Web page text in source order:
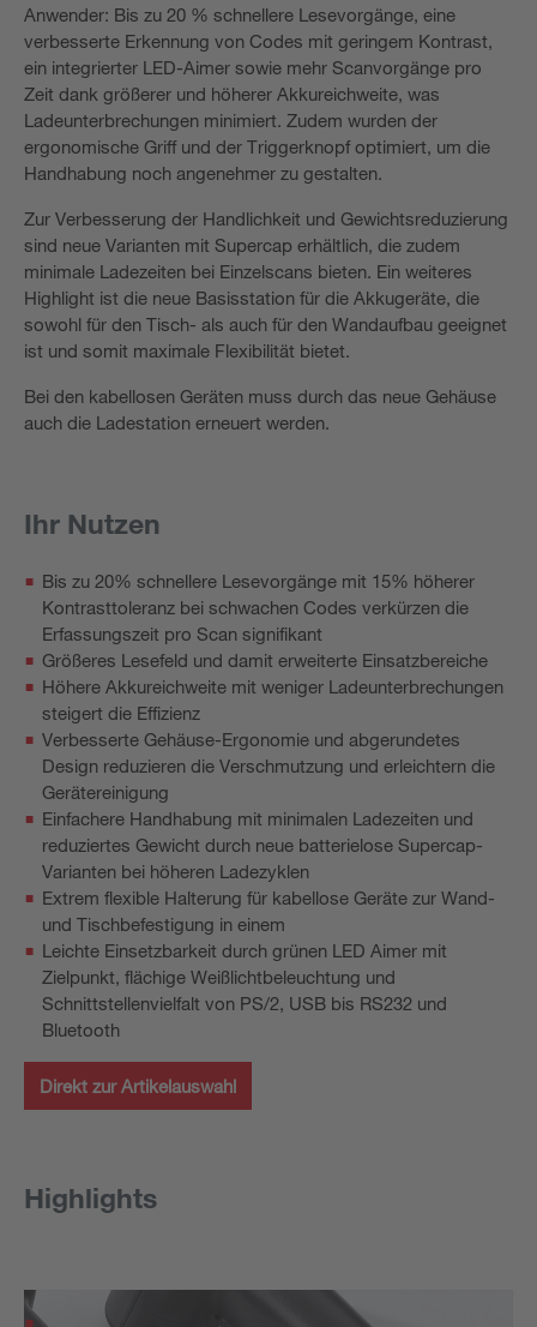
Anwender: Bis zu 20 % schnellere Lesevorgänge, eine
verbesserte Erkennung von Codes mit geringem Kontrast,
ein integrierter LED-Aimer sowie mehr Scanvorgänge pro
Zeit dank größerer und höherer Akkureichweite, was
Ladeunterbrechungen minimiert. Zudem wurden der
ergonomische Griff und der Triggerknopf optimiert, um die
Handhabung noch angenehmer zu gestalten.
Zur Verbesserung der Handlichkeit und Gewichtsreduzierung
sind neue Varianten mit Supercap erhältlich, die zudem
minimale Ladezeiten bei Einzelscans bieten. Ein weiteres
Highlight ist die neue Basisstation für die Akkugeräte, die
sowohl für den Tisch- als auch für den Wandaufbau geeignet
ist und somit maximale Flexibilität bietet.
Bei den kabellosen Geräten muss durch das neue Gehäuse
auch die Ladestation erneuert werden.
Ihr Nutzen
Bis zu 20% schnellere Lesevorgänge mit 15% höherer
Kontrasttoleranz bei schwachen Codes verkürzen die
Erfassungszeit pro Scan signifikant
Größeres Lesefeld und damit erweiterte Einsatzbereiche
Höhere Akkureichweite mit weniger Ladeunterbrechungen
steigert die Effizienz
Verbesserte Gehäuse-Ergonomie und abgerundetes
Design reduzieren die Verschmutzung und erleichtern die
Gerätereinigung
Einfachere Handhabung mit minimalen Ladezeiten und
reduziertes Gewicht durch neue batterielose Supercap-
Varianten bei höheren Ladezyklen
Extrem flexible Halterung für kabellose Geräte zur Wand-
und Tischbefestigung in einem
Leichte Einsetzbarkeit durch grünen LED Aimer mit
Zielpunkt, flächige Weißlichtbeleuchtung und
Schnittstellenvielfalt von PS/2, USB bis RS232 und
Bluetooth
Direkt zur Artikelauswahl
Highlights